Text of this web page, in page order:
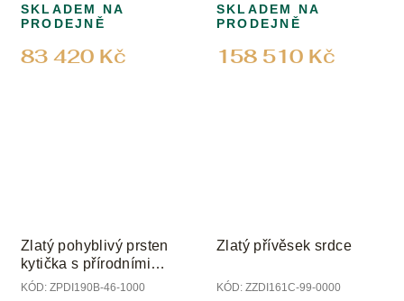
83 420 Kč
SKLADEM NA
PRODEJNĚ
158 510 Kč
SKLADEM NA
PRODEJNĚ
Zlatý pohyblivý prsten
kytička s přírodními
diamanty
KÓD: ZPDI190B-46-1000
Zlatý přívěsek srdce
KÓD: ZZDI161C-99-0000